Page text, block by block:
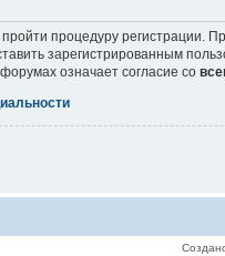
процедуру регистрации.
зарегистрированным
означает согласие со